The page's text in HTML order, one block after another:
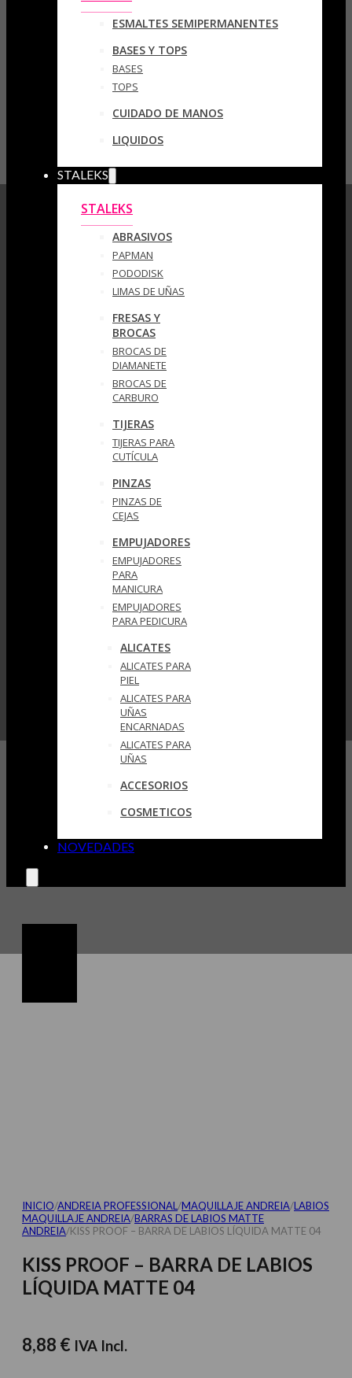
ESMALTES SEMIPERMANENTES
BASES Y TOPS
BASES
TOPS
CUIDADO DE MANOS
LIQUIDOS
STALEKS
STALEKS
ABRASIVOS
PAPMAN
PODODISK
LIMAS DE UÑAS
FRESAS Y
BROCAS
BROCAS DE
DIAMANETE
BROCAS DE
CARBURO
TIJERAS
TIJERAS PARA
CUTÍCULA
PINZAS
PINZAS DE
CEJAS
EMPUJADORES
EMPUJADORES
PARA
MANICURA
EMPUJADORES
PARA PEDICURA
ALICATES
ALICATES PARA
PIEL
ALICATES PARA
UÑAS
ENCARNADAS
ALICATES PARA
UÑAS
ACCESORIOS
COSMETICOS
NOVEDADES
INICIO/ANDREIA PROFESSIONAL /MAQUILLAJE ANDREIA/LABIOS
MAQUILLAJE ANDREIA/BARRAS DE LABIOS MATTE
ANDREIA/KISS PROOF – BARRA DE LABIOS LÍQUIDA MATTE 04
KISS PROOF – BARRA DE LABIOS
LÍQUIDA MATTE 04
8,88 € IVA Incl.